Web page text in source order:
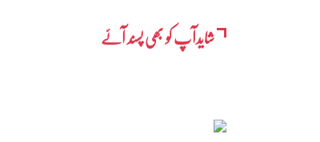
شایدآپ کو بھی پسند آئے